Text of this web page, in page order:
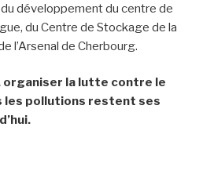
du développement du centre de
du Centre de Stockage de la
l’Arsenal de Cherbourg.
organiser la lutte contre le
les pollutions restent ses